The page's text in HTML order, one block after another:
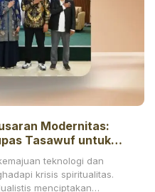
Modernitas:
Tasawuf untuk
teknologi dan
krisis spiritualitas.
menciptakan